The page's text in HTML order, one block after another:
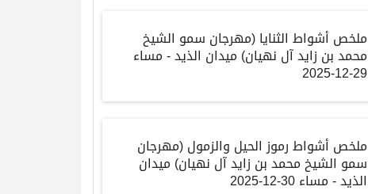
ملخص أشواط الثنايا(مهرجان سمو الشيخ
محمد بن زايد آل نهيان)ميدان الذيد-مساء
29-12-2025
ملخص أشواط رموز الحيل والزمول(مهرجان
سمو الشيخ محمد بن زايد آل نهيان)ميدان
الذيد-مساء30-12-2025